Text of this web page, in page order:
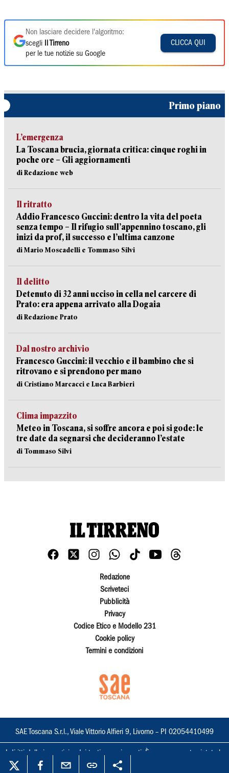
Non lasciare decidere l'algoritmo:
scegli
Il Tirreno
per le tue notizie su Google
CLICCA QUI
Primo piano
L’emergenza
La Toscana brucia, giornata critica: cinque roghi in
poche ore – Gli aggiornamenti
di Redazione web
Il ritratto
Addio Francesco Guccini: dentro la vita del poeta
senza tempo – Il rifugio sull’appennino toscano, gli
inizi da prof, il successo e l’ultima canzone
di Mario Moscadelli e Tommaso Silvi
Il delitto
Detenuto di 32 anni ucciso in cella nel carcere di
Prato: era appena arrivato alla Dogaia
di Redazione Prato
Dal nostro archivio
Francesco Guccini: il vecchio e il bambino che si
ritrovano e si prendono per mano
di Cristiano Marcacci e Luca Barbieri
Clima impazzito
Meteo in Toscana, si soffre ancora e poi si gode: le
tre date da segnarsi che decideranno l’estate
di Tommaso Silvi
Redazione
Scriveteci
Pubblicità
Privacy
Codice Etico e Modello 231
Cookie policy
Termini e condizioni
SAE Toscana S.r.l., Viale Vittorio Alfieri 9, Livorno – PI 02054410499
I diritti delle immagini e dei testi sono riservati. È espressamente vietata la
loro riproduzione con qualsiasi mezzo e l'adattamento totale o parziale.